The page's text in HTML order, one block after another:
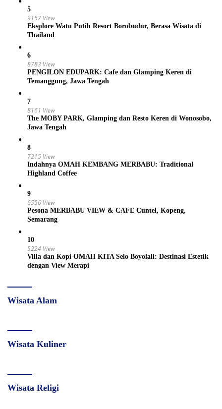
5
9157 View
Eksplore Watu Putih Resort Borobudur, Berasa Wisata di
Thailand
6
8783 View
PENGILON EDUPARK: Cafe dan Glamping Keren di
Temanggung, Jawa Tengah
7
8161 View
The MOBY PARK, Glamping dan Resto Keren di Wonosobo,
Jawa Tengah
8
7215 View
Indahnya OMAH KEMBANG MERBABU: Traditional
Highland Coffee
9
6556 View
Pesona MERBABU VIEW & CAFE Cuntel, Kopeng,
Semarang
10
5224 View
Villa dan Kopi OMAH KITA Selo Boyolali: Destinasi Estetik
dengan View Merapi
Wisata Alam
Wisata Kuliner
Wisata Religi